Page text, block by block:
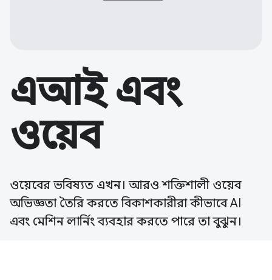
এআই এবং
ওয়েব
ওয়েবের ভবিষ্যত এখন। আরও শক্তিশালী ওয়েব
অভিজ্ঞতা তৈরি করতে বিকাশকারীরা কীভাবে AI
এবং মেশিন লার্নিং ব্যবহার করতে পারে তা বুঝুন।